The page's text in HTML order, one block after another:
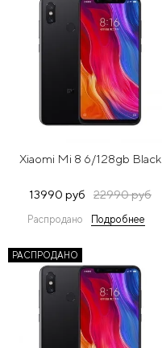
Xiaomi Mi 8 6/128gb Black
13990 руб 22990 руб
Распродано Подробнее
РАСПРОДАНО